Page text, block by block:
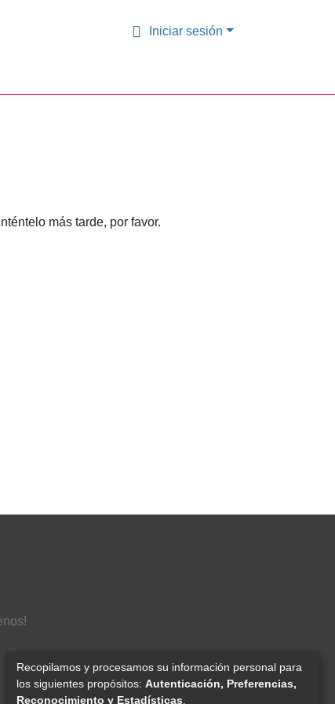
Iniciar sesión
más tarde, por favor.
Recopilamos y procesamos su información personal para
los siguientes propósitos: Autenticación, Preferencias,
Reconocimiento y Estadísticas